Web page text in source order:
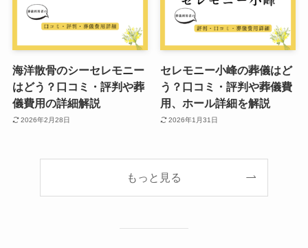
海洋散骨のシーセレモニー
はどう？口コミ・評判や葬
儀費用の詳細解説
2026年2月28日
セレモニー小峰の葬儀はど
う？口コミ・評判や葬儀費
用、ホール詳細を解説
2026年1月31日
もっと見る